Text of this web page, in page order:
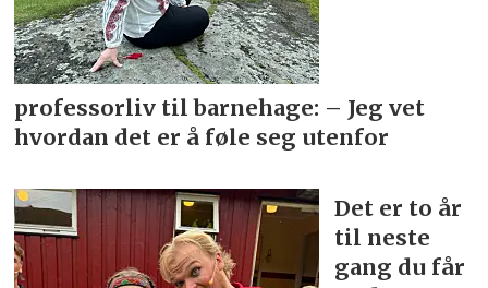
professorliv til barnehage: – Jeg vet
hvordan det er å føle seg utenfor
Det er to år
til neste
gang du får